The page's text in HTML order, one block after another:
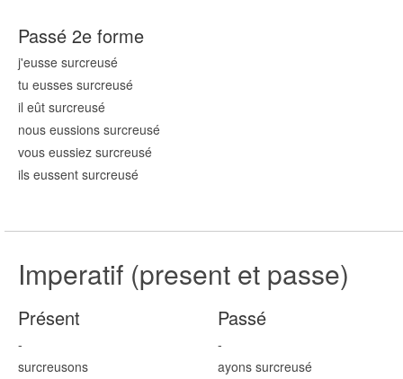
Passé 2e forme
j'eusse surcreusé
tu eusses surcreusé
il eût surcreusé
nous eussions surcreusé
vous eussiez surcreusé
ils eussent surcreusé
Imperatif (present et passe)
Présent
-
surcreusons
Passé
-
ayons surcreusé